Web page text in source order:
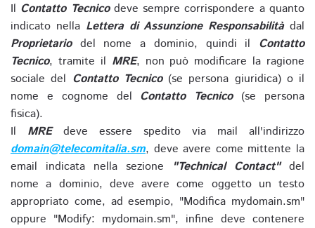
Il Contatto Tecnicodeve sempre corrispondere a quanto
indicato nella Lettera di Assunzione Responsabilitàdal
Proprietariodel nome a dominio, quindi il Contatto
Tecnico, tramite il MRE, non può modificare la ragione
sociale del Contatto Tecnico(se persona giuridica) o il
nome e cognome del Contatto Tecnico(se persona
fisica).
Il MREdeve essere spedito via mail all'indirizzo
domain@telecomitalia.sm, deve avere come mittente la
email indicata nella sezione
"Technical Contact"del
nome a dominio, deve avere come oggetto un testo
appropriato come, ad esempio, "Modifica mydomain.sm"
oppure "Modify: mydomain.sm", infine deve contenere